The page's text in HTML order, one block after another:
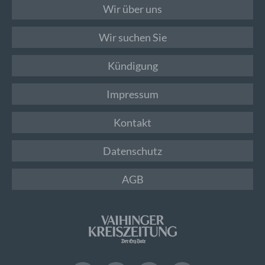
Wir über uns
Wir suchen Sie
Kündigung
Impressum
Kontakt
Datenschutz
AGB